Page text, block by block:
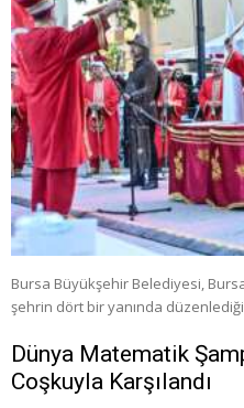
Bursa Büyükşehir Belediyesi,
şehrin dört bir yanında
Dünya Matematik
Coşkuyla Karşılandı